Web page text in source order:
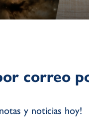
correo
y noticias hoy!